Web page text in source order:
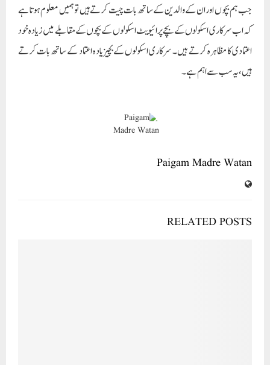
جب ہم بچوں اور ان کے والدین کے ساتھ بات چیت کرتے ہیں تو ہمیں معلوم ہوتا ہے
کہ اب سرکاری اسکولوں کے بچے پرائیویٹ اسکولوں کے بچوں کے مقابلے میں زیادہ خود
اعتمادی کا مظاہرہ کرتے ہیں۔ سرکاری اسکولوں کے بچیزیادہ اعتماد کے ساتھ بات کرتے
ہیں، یہ سب سے اہم ہے۔
Paigam Madre Watan
RELATED POSTS